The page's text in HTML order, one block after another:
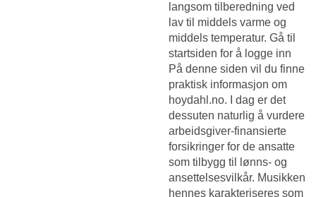
langsom tilberedning ved
lav til middels varme og
middels temperatur. Gå til
startsiden for å logge inn
På denne siden vil du finne
praktisk informasjon om
hoydahl.no. I dag er det
dessuten naturlig å vurdere
arbeidsgiver-finansierte
forsikringer for de ansatte
som tilbygg til lønns- og
ansettelsesvilkår. Musikken
hennes karakteriseres som